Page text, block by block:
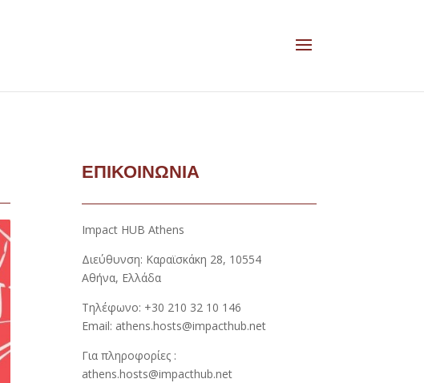
ΕΠΙΚΟΙΝΩΝΙΑ
Impact HUB Athens
Διεύθυνση: Καραϊσκάκη 28, 10554
Αθήνα, Ελλάδα
Τηλέφωνο: +30 210 32 10 146
Email: athens.hosts@impacthub.net
Για πληροφορίες :
athens.hosts@impacthub.net